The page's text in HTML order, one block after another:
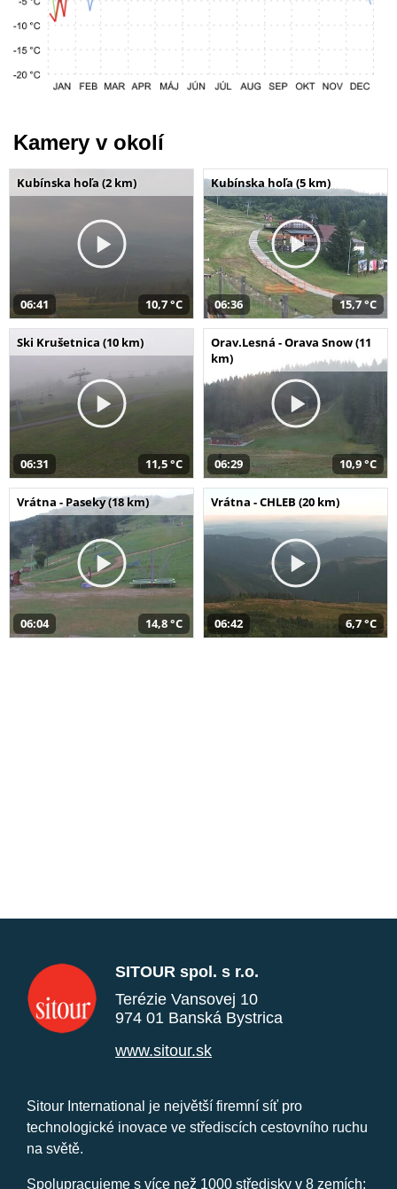
Kamery v okolí
Kubínska hoľa (2 km)
06:41 10,7 °C
Kubínska hoľa (5 km)
06:36 15,7 °C
Ski Krušetnica (10 km)
06:31 11,5 °C
Orav.Lesná - Orava Snow (11
km)
06:29 10,9 °C
Vrátna - Paseky (18 km)
06:04 14,8 °C
Vrátna - CHLEB (20 km)
06:42 6,7 °C
SITOUR spol. s r.o.
Terézie Vansovej 10
974 01 Banská Bystrica
www.sitour.sk
Sitour International je největší firemní síť pro
technologické inovace ve střediscích cestovního ruchu
na světě.
Spolupracujeme s více než 1000 středisky v 8 zemích: